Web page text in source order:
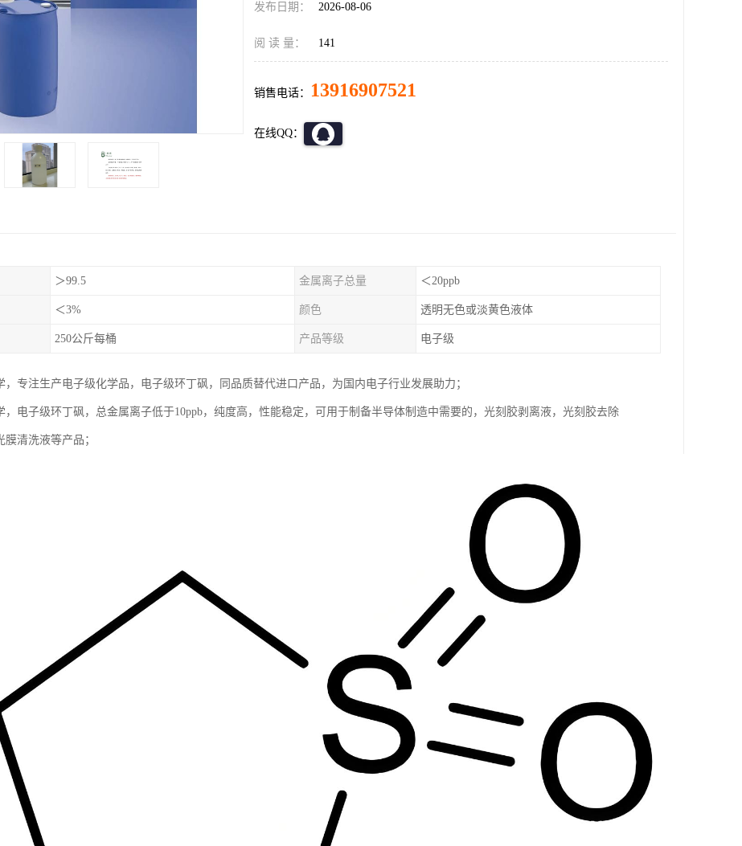
发布日期： 2026-08-06
阅 读 量： 141
销售电话： 13916907521
在线QQ：
＞99.5 金属离子总量 ＜20ppb
＜3% 颜色 透明无色或淡黄色液体
250公斤每桶 产品等级 电子级
，专注生产电子级化学品，电子级环丁砜，同品质替代进口产品，为国内电子行业发展助力；
，电子级环丁砜，总金属离子低于10ppb，纯度高，性能稳定，可用于制备半导体制造中需要的，光刻胶剥离液，光刻胶去除
膜清洗液等产品；